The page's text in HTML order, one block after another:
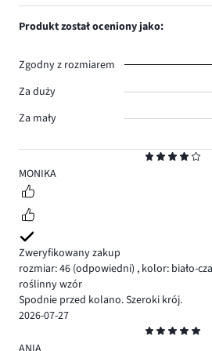
4
MONIKA
Zweryfikowany zakup
rozmiar: 46 (odpowiedni) , kolor: biało-
roślinny wzór
Spodnie przed kolano. Szeroki krój.
2026-07-27
5
1,
Produkt został oceniony jako:
Zgodny z rozmiarem
Za duży
Za mały